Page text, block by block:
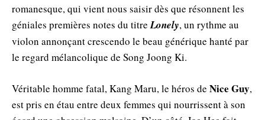
romanesque, qui vient nous saisir dès que résonnent les
géniales premières notes du titreLonely, un rythme au
violon annonçant crescendo le beau générique hanté par
le regard mélancolique de Song Joong Ki.
Véritable homme fatal, Kang Maru, le héros de Nice Guy,
est pris en étau entre deux femmes qui nourrissent à son